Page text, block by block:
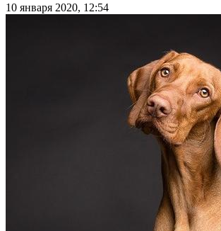
10 января 2020, 12:54